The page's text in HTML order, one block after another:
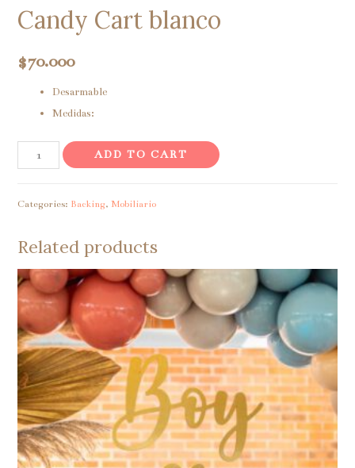
Candy Cart blanco
$70.000
Desarmable
Medidas:
Candy
Cart
ADD TO CART
Categories: Backing,Mobiliario
Related products